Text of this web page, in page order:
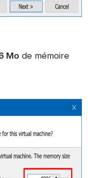
Mo de mémoire